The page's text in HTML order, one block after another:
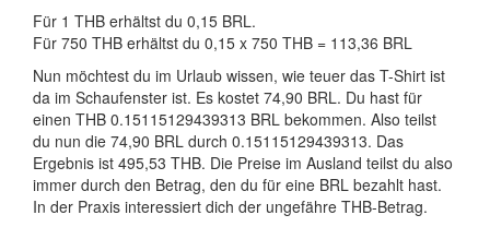
Für 1 THB erhältst du 0,15 BRL.
Für 750 THB erhältst du 0,15 x 750 THB = 113,36 BRL
Nun möchtest du im Urlaub wissen, wie teuer das T-Shirt ist
da im Schaufenster ist. Es kostet 74,90 BRL. Du hast für
einen THB 0.15115129439313 BRL bekommen. Also teilst
du nun die 74,90 BRL durch 0.15115129439313. Das
Ergebnis ist 495,53 THB. Die Preise im Ausland teilst du also
immer durch den Betrag, den du für eine BRL bezahlt hast.
In der Praxis interessiert dich der ungefähre THB-Betrag.